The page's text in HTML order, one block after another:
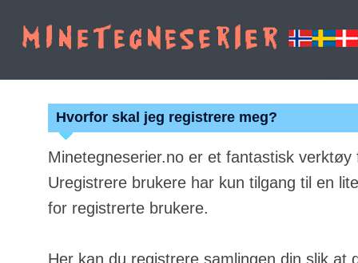
Hvorfor skal jeg registrere meg?
Minetegneserier.no er et fantastisk
Uregistrere brukere har kun tilgang til en
for registrerte brukere.
Her kan du registrere samlingen din slik at